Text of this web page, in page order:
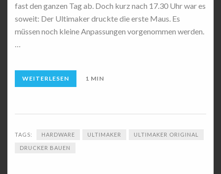
fast den ganzen Tag ab. Doch kurz nach 17.30 Uhr war es
soweit: Der Ultimaker druckte die erste Maus. Es
müssen noch kleine Anpassungen vorgenommen werden.
…
WEITERLESEN 1 MIN
TAGS: HARDWARE ULTIMAKER ULTIMAKER ORIGINAL
DRUCKER BAUEN